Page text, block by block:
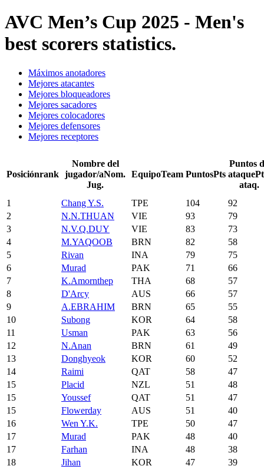
AVC Men’s Cup 2025 - Men's
best scorers statistics.
Máximos anotadores
Mejores atacantes
Mejores bloqueadores
Mejores sacadores
Mejores colocadores
Mejores defensores
Mejores receptores
Posiciónrank
Nombre del
jugador/aNom.
Jug.
EquipoTeam PuntosPts
Puntos
ataque
ataq.
1
Chang Y.S. TPE 104
92
2
N.N.THUAN VIE 93
79
3
N.V.Q.DUY VIE 83
73
4
M.YAQOOB BRN 82
58
5
Rivan INA 79
75
6
Murad PAK 71
66
7
K.Amornthep THA 68
57
8
D'Arcy AUS 66
57
9
A.EBRAHIM BRN 65
55
10
Subong KOR 64
58
11
Usman PAK 63
56
12
N.Anan BRN 61
49
13
Donghyeok KOR 60
52
14
Raimi QAT 58
47
15
Placid NZL 51
48
15
Youssef QAT 51
47
15
Flowerday AUS 51
40
16
Wen Y.K. TPE 50
47
17
Murad PAK 48
40
17
Farhan INA 48
38
18
Jihan KOR 47
39